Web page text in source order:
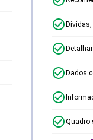
Dados
Quadro